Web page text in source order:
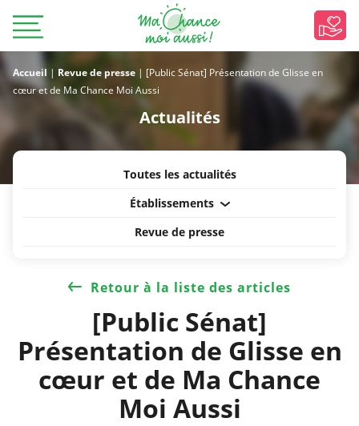
Accueil | Revue de presse | [Public Sénat] Présentation de Glisse en
cœur et de Ma Chance Moi Aussi
Actualités
Toutes les actualités
Établissements
Revue de presse
Retour à la liste des articles
[Public Sénat]
Présentation de Glisse en
cœur et de Ma Chance
Moi Aussi